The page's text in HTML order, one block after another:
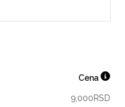
Cena
9,000RSD